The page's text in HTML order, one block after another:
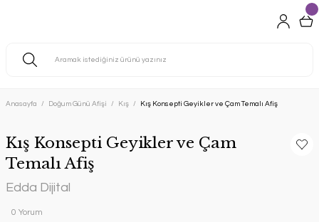
Anasayfa Doğum Günü Afişi Kış Kış Konsepti Geyikler ve Çam Temalı Afiş
Kış Konsepti Geyikler ve Çam
Temalı Afiş
Edda Dijital
0 Yorum